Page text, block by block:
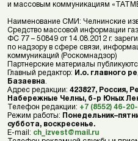
и массовым коммуникациям
Наименование СМИ: Челнинские
Средство массовой информации
ФС 77 – 50849 от 14.08.2012 г.
по надзору в сфере связи,
коммуникаций (Роскомнадзор)
Партнерские материалы
Главный редактор: И.о. главного
Базаевна
Адрес редакции: 423827, Россия,
Набережные Челны, б-р Юных
Телефон редакции: +7 (8552) 46-
Режим работы:
суббота, воскресенье.
E-mail: ch_izvest@mail.ru